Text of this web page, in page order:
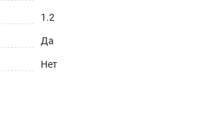
1.2
Да
Нет